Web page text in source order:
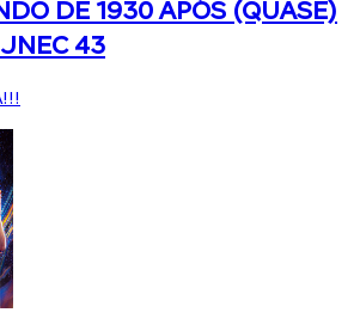
DE 1930 APÓS (QUASE)
43